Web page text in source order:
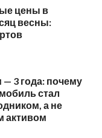
цены в
весны:
— 3 года: почему
стал
а не
активом